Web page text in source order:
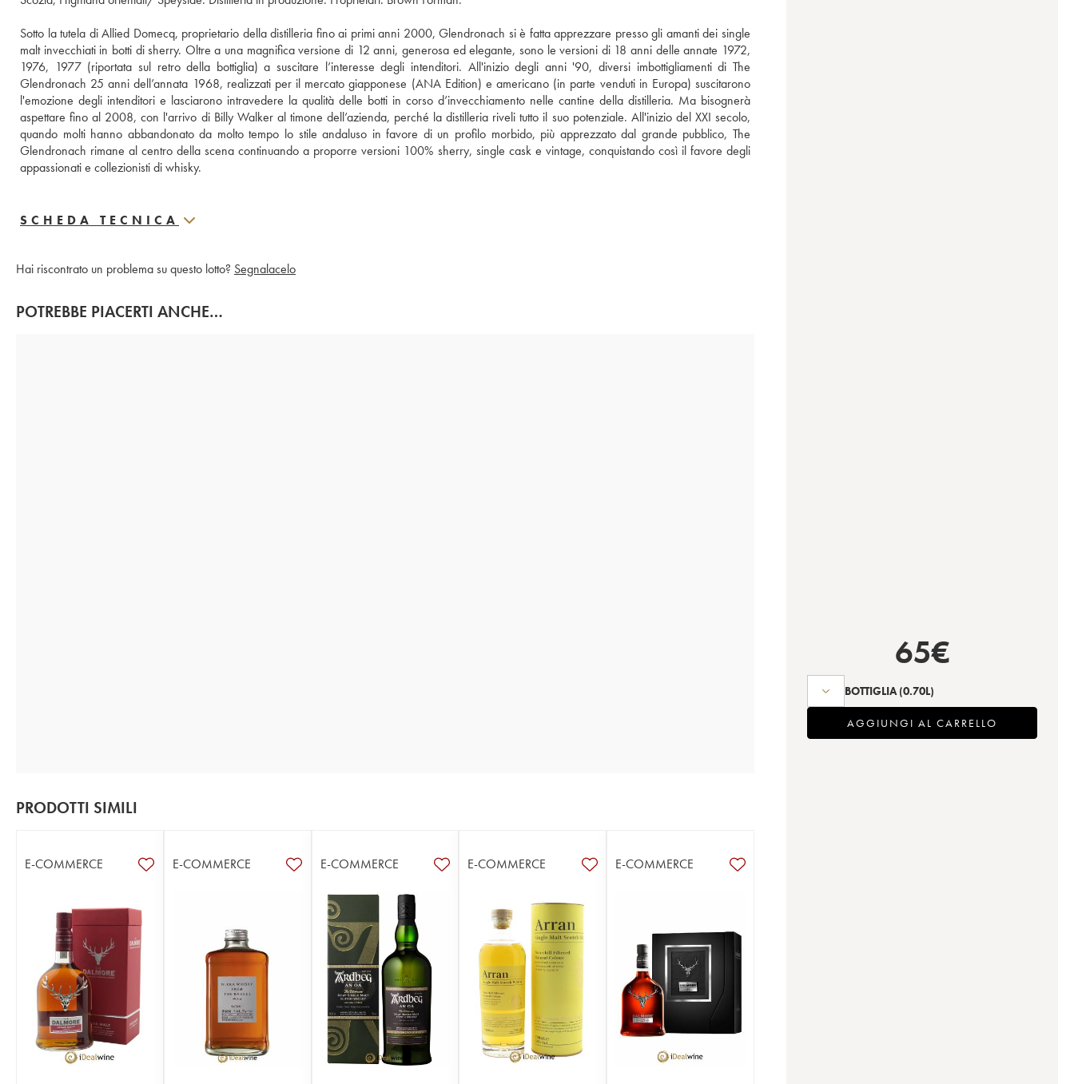
Sotto la tutela di Allied Domecq, proprietario della distilleria fino ai primi anni 2000, Glendronach si è fatta apprezzare presso gli amanti dei single
malt invecchiati in botti di sherry. Oltre a una magnifica versione di 12 anni, generosa ed elegante, sono le versioni di 18 anni delle annate 1972,
1976, 1977 (riportata sul retro della bottiglia) a suscitare l’interesse degli intenditori. All'inizio degli anni '90, diversi imbottigliamenti di The
Glendronach 25 anni dell’annata 1968, realizzati per il mercato giapponese (ANA Edition) e americano (in parte venduti in Europa) suscitarono
l'emozione degli intenditori e lasciarono intravedere la qualità delle botti in corso d’invecchiamento nelle cantine della distilleria. Ma bisognerà
aspettare fino al 2008, con l'arrivo di Billy Walker al timone dell’azienda, perché la distilleria riveli tutto il suo potenziale. All'inizio del XXI secolo,
quando molti hanno abbandonato da molto tempo lo stile andaluso in favore di un profilo morbido, più apprezzato dal grande pubblico, The
Glendronach rimane al centro della scena continuando a proporre versioni 100% sherry, single cask e vintage, conquistando così il favore degli
appassionati e collezionisti di whisky.
SCHEDA TECNICA
Hai riscontrato un problema su questo lotto? Segnalacelo
POTREBBE PIACERTI ANCHE…
PRODOTTI SIMILI
E-COMMERCE E-COMMERCE E-COMMERCE E-COMMERCE E-COMMERCE
65€
BOTTIGLIA (0.70L)
AGGIUNGI AL CARRELLO